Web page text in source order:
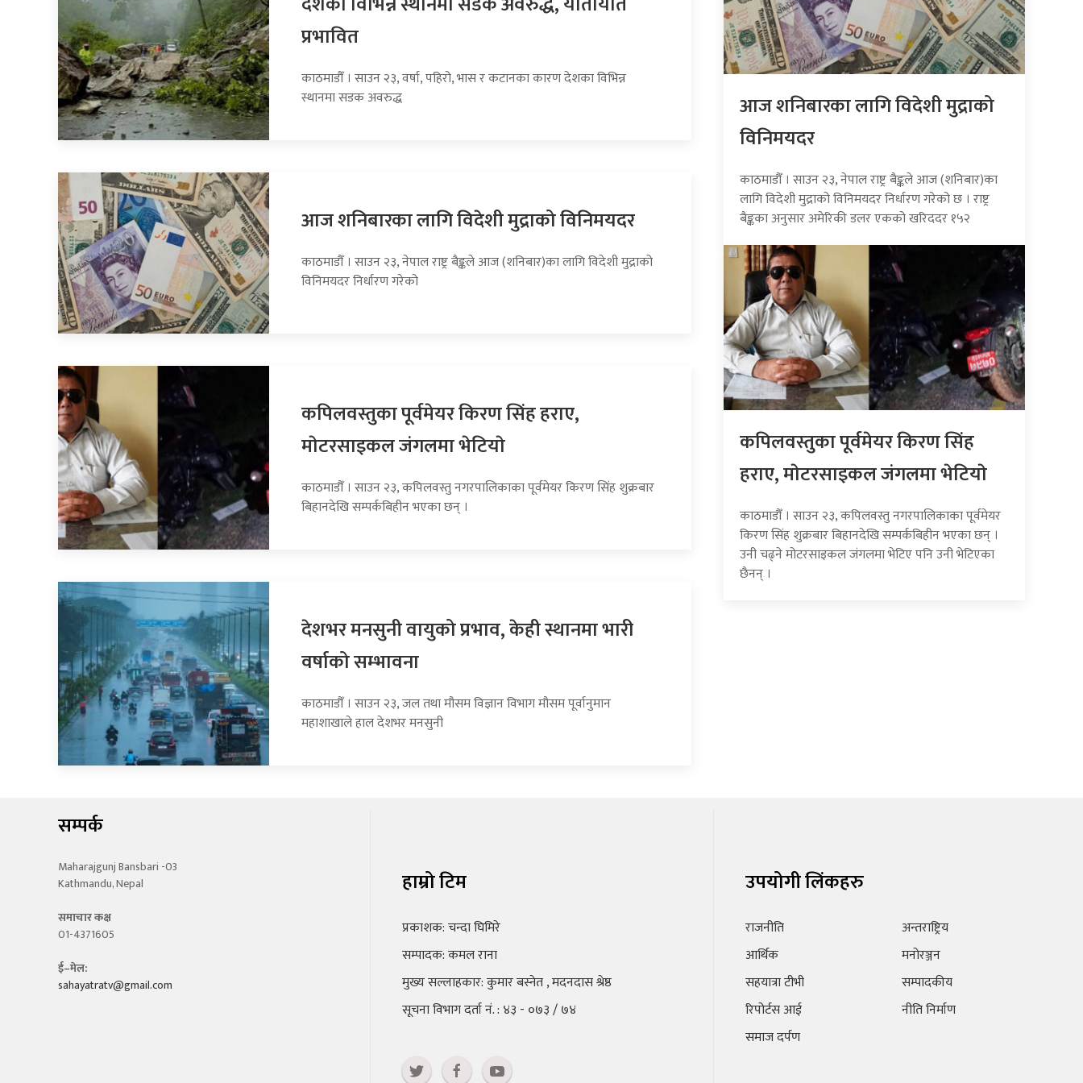
प्रभावित
काठमाडौँ । साउन २३, वर्षा, पहिरो, भास र कटानका कारण देशका विभिन्न
स्थानमा सडक अवरुद्ध
आज शनिबारका लागि विदेशी मुद्राको विनिमयदर
काठमाडौँ । साउन २३, नेपाल राष्ट्र बैङ्कले आज (शनिबार)का लागि विदेशी मुद्राको
विनिमयदर निर्धारण गरेको
कपिलवस्तुका पूर्वमेयर किरण सिंह हराए,
माेटरसाइकल जंगलमा भेटियाे
काठमाडौँ । साउन २३, कपिलवस्तु नगरपालिकाका पूर्वमेयर किरण सिंह शुक्रबार
बिहानदेखि सम्पर्कबिहीन भएका छन् ।
देशभर मनसुनी वायुको प्रभाव, केही स्थानमा भारी
वर्षाको सम्भावना
काठमाडौँ । साउन २३, जल तथा मौसम विज्ञान विभाग मौसम पूर्वानुमान
महाशाखाले हाल देशभर मनसुनी
आज शनिबारका लागि विदेशी मुद्राको
विनिमयदर
काठमाडौँ । साउन २३, नेपाल राष्ट्र बैङ्कले आज (शनिबार)का
लागि विदेशी मुद्राको विनिमयदर निर्धारण गरेको छ । राष्ट्र
बैङ्कका अनुसार अमेरिकी डलर एकको खरिददर १५२
कपिलवस्तुका पूर्वमेयर किरण सिंह
हराए, माेटरसाइकल जंगलमा भेटियाे
काठमाडौँ । साउन २३, कपिलवस्तु नगरपालिकाका पूर्वमेयर
किरण सिंह शुक्रबार बिहानदेखि सम्पर्कबिहीन भएका छन् ।
उनी चढ्ने मोटरसाइकल जंगलमा भेटिए पनि उनी भेटिएका
छैनन् ।
सम्पर्क
Maharajgunj Bansbari -03
Kathmandu, Nepal
समाचार कक्ष
01-4371605
ई–मेल:
sahayatratv@gmail.com
हाम्रो टिम
प्रकाशक: चन्दा घिमिरे
सम्पादक: कमल राना
मुख्य सल्लाहकार: कुमार बस्नेत , मदनदास श्रेष्ठ
सूचना विभाग दर्ता नं. : ४३ - ०७३ / ७४
उपयोगी लिंकहरु
राजनीति
आर्थिक
सहयात्रा टीभी
रिपोर्टस आई
समाज दर्पण
अन्तराष्ट्रिय
मनोरञ्जन
सम्पादकीय
नीति निर्माण